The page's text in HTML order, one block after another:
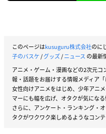
このページはkusuguru株式会社のに
子のバスケ/グッズ/ニュース の最新
アニメ・ゲーム・漫画などの2次元
報・話題をお届けする情報メディア「
女性向けアニメをはじめ、少年アニ
マーにも幅を広げ、オタクが気にな
さらに、アンケート・ランキング・
タクがワクワク楽しめるようなコンテ